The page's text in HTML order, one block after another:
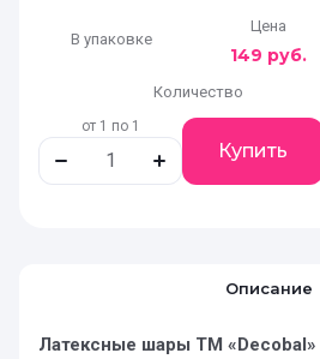
В упаковке
Цена
149 руб.
Количество
от 1 по 1
Купить
Описание
Латексные шары ТМ «Decobal»